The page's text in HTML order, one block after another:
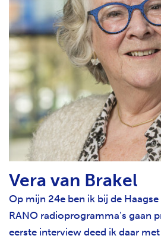
Vera van Brakel
Op mijn 24e ben ik bij de
RANO radioprogramma’s gaan
eerste interview deed ik daar